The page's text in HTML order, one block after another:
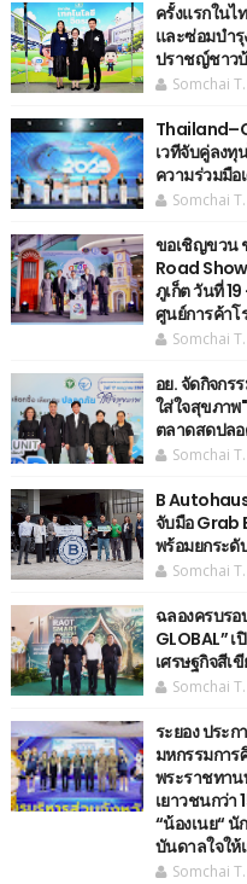
ครั้งแรกในไ
และซ่อมบำ
ปราชญ์ชาว
Somchai T.
เวทีจับคู่ลง
ความร่วมมือ
Somchai T.
ขอเชิญขวน
Road
ภูเก็ต วันที่
ศูนย์การค้า
Somchai T.
อย. จัดกิจกร
ใส่ใจสุขภาพ
ตลาดสดปลอ
Somchai T.
B
จับมือ Grab
พร้อมยกระ
Somchai T.
ฉลองครบรอ
GLOBAL”
เศรษฐกิจสีเ
Somchai T.
ระยอง ประ
มหกรรมกา
พระราชทาน
เยาวชนกว่า
“น้องเนย“
บันดาลใจให้
Somchai T.